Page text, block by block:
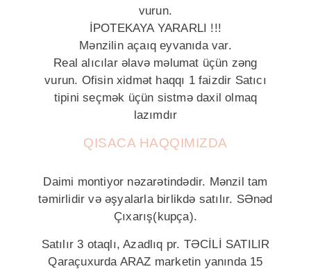
vurun.
İPOTEKAYA YARARLI !!!
Mənzilin açaıq eyvanıda var.
Real alıcılar əlavə məlumat üçün zəng
vurun. Ofisin xidmət haqqı 1 faizdir Satıcı
tipini seçmək üçün sistmə daxil olmaq
lazımdır
QISACA HAQQIMIZDA
Daimi montiyor nəzarətindədir. Mənzil tam
təmirlidir və əşyalarla birlikdə satılır. SƏnəd
Çıxarış(kupça).
Satılır 3 otaqlı, Azadlıq pr. TƏCİLİ SATILIR
Qaraçuxurda ARAZ marketin yanında 15